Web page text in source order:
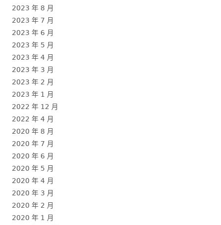
2023 年 8 月
2023 年 7 月
2023 年 6 月
2023 年 5 月
2023 年 4 月
2023 年 3 月
2023 年 2 月
2023 年 1 月
2022 年 12 月
2022 年 4 月
2020 年 8 月
2020 年 7 月
2020 年 6 月
2020 年 5 月
2020 年 4 月
2020 年 3 月
2020 年 2 月
2020 年 1 月